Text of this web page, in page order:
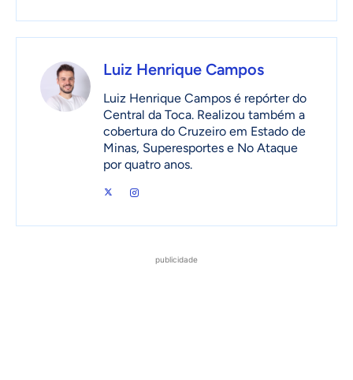
Luiz Henrique Campos
Luiz Henrique Campos é repórter do
Central da Toca. Realizou também a
cobertura do Cruzeiro em Estado de
Minas, Superesportes e No Ataque
por quatro anos.
publicidade